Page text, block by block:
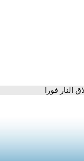
النار فورا